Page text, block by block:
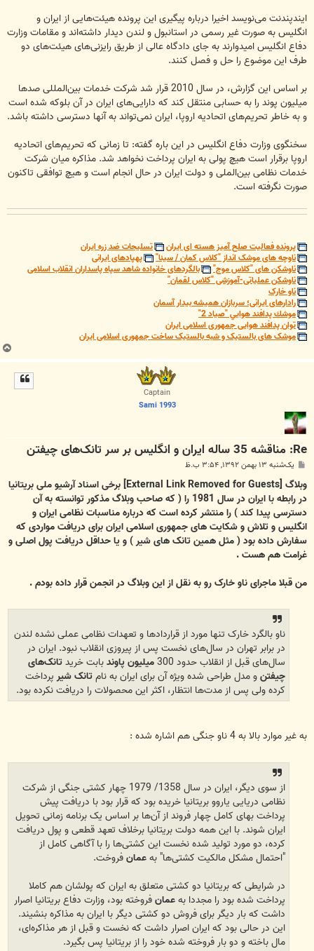
ایندپندنت می‌نویسد اخیرا درباره پیگیری این پرونده هیئت‌هایی از ایران و
انگلیس به صورت غیر رسمی در استانبول و لندن دیدار داشته‌اند و مقامات وزارت
دفاع انگلیس امیدوارند به جای دادگاه عالی از طریق رایزنی‌های هیئت‌های دو
طرف این موضوع را حل و فصل کنند.
بر اساس این گزارش، در سال 2010 قرار شد شرکت خدمات بین‌المللی صدها
میلیون پوند را به حسابی منتقل کند که دارایی‌های ایران در آن بلوکه شده است
و به خاطر تحریم‌های اتحادیه اروپا، ایران نمی‌تواند به آنها دسترسی داشته باشد.
سخنگوی وزارت دفاع انگلیس در این باره گفته: تا زمانی که تحریم‌های اتحادیه
اروپا برقرار است هیچ پولی به ایران پرداخت نخواهد شد. مذاکره میان شرکت
خدمات نظامی بین‌الملی و دولت ایران در حال انجام است و هیچ توافقی تاکنون
صورت نگرفته است.
پرونده فعالیت صلح آمیز هسته ای ایران
تسلیحات ضد زره ایران
ناوچه های موشک انداز "کلاس کمان / سینا"
پهپادهای ایرانی
ناوشکن های "کلاس موج"
بالگردهای خانواده شاهد سپاه پاسداران انقلاب اسلامی
ناوشکن عملیاتی-آموزشی "کلاس لقمان"
ناو خارک
رادارهای ایرانی؛ سربازان همیشه بیدار آسمان
موشك پدافند هوايي "صياد 2"
توان پدافند هوایی جمهوری اسلامی ایران
موشک های بالستیک و شبه بالستیک ساخت جمهوری اسلامی ایران
Captain
Sami 1993
Re: مناقشه 35 ساله ایران و انگلیس بر سر تانک‌های چیفتن
ت
یک‌شنبه ۱۳ بهمن ۱۳۹۲, ۳:۵۴ ب.ظ
وبلاگ [External Link Removed for Guests]
برخی اسناد آرشیو ملی بریتانیا
در رابطه با ایران در سال 1981 را ( که صاحب وبلاگ مذکور توانسته به آن
دسترسی پیدا کند ) را منتشر کرده است که درباره مناسبات نظامی ایران و
انگلیس و تلاش و شکایت های جمهوری اسلامی ایران برای دریافت مواردی که
سفارش داده بود ( مثل همین تانک های شیر ) و یا حداقل دریافت پول اصلی و
غرامت هم هست .
من قبلا ماجرای ناو خارک رو به نقل از این وبلاگ در انجمن قرار داده بودم .
ناو بالگرد خارک تنها مورد از قراردادها و تعهدات نظامی عملی نشده لندن
در برابر تهران در سال‌های نخست پس از پیروزی انقلاب نبود. ایران در
سال‌های قبل از انقلاب حدود 300
میلیون پاوندبابت خریدتانک‌های
چیفتنو مدل طراحی شده ویژه آن برای ایران به نامتانک شیر پرداخت
کرده ولی پس از مدت‌ها انتظار، اکثر این محصولات را دریافت نکرده بود.
به غیر موارد بالا به 4 ناو جنگی هم اشاره شده :
از سوی دیگر، ایران در سال 1358/ 1979 چهار کشتی جنگی از شرکت
نظامی دریایی یاروو بریتانیا خریده بود که قرار بود با دریافت پیش
پرداخت بهای کامل چهار فروند از آن‌ها بر اساس یک برنامه زمانی تحویل
ایران شوند. با این همه دولت بریتانیا برخلاف تعهد قطعی و پول دریافت
کرده، دو مورد تولید شده نخست این کشتی‌ها را با آگاهی کامل از
"احتمال مشکل مالکیت کشتی‌ها" بهعمانفروخت.
در شرایطی که بریتانیا دو کشتی متعلق به ایران که پولشان هم کاملا
پرداخت شده بود را مجددا بهعمانفروخته بود، وزارت دفاع بریتانیا اصرار
داشت که بار دیگر برای فروش دو کشتی دیگر با ایران به مذاکره بنشیند.
این در حالی بود که ایران اصرار داشت که نخست و قبل از هر مذاکره‌ای،
مال باخته و دو بار فروخته شده خود را از بریتانیا پس بگیرد.